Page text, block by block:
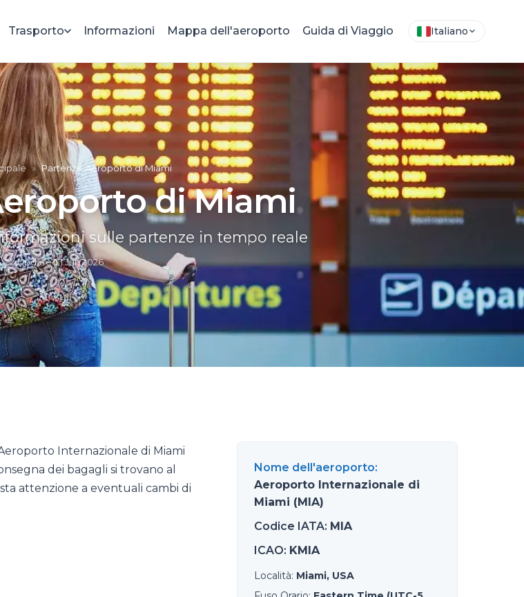
Trasporto Informazioni Mappa dell'aeroporto Guida di Viaggio Italiano
» Partenze Aeroporto di Miami
di Miami
sulle partenze in tempo reale
Updated1 Jun 2026
Internazionale di Miami
dei bagagli si trovano al
attenzione a eventuali cambi di
Nome dell'aeroporto:
Aeroporto Internazionale di
Miami (MIA)
Codice IATA: MIA
ICAO: KMIA
Località: Miami, USA